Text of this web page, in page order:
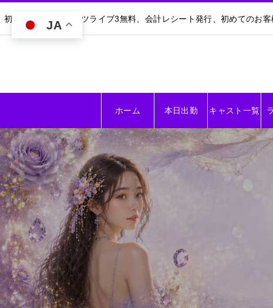
初回30分無料｜ダーツライブ3無料、会計レシート発行、初めてのお
ホーム 本日出勤 キャスト一覧
JA